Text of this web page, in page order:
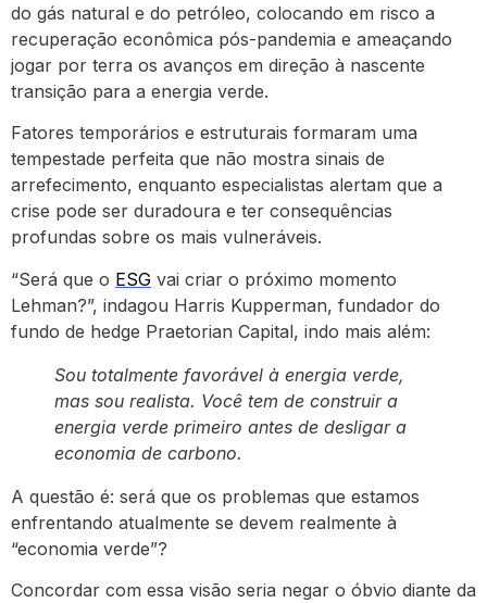
do gás natural e do petróleo, colocando em risco a
recuperação econômica pós-pandemia e ameaçando
jogar por terra os avanços em direção à nascente
transição para a energia verde.
Fatores temporários e estruturais formaram uma
tempestade perfeita que não mostra sinais de
arrefecimento, enquanto especialistas alertam que a
crise pode ser duradoura e ter consequências
profundas sobre os mais vulneráveis.
“Será que o ESG vai criar o próximo momento
Lehman?”, indagou Harris Kupperman, fundador do
fundo de hedge Praetorian Capital, indo mais além:
Sou totalmente favorável à energia verde,
mas sou realista. Você tem de construir a
energia verde primeiro antes de desligar a
economia de carbono.
A questão é: será que os problemas que estamos
enfrentando atualmente se devem realmente à
“economia verde”?
Concordar com essa visão seria negar o óbvio diante da